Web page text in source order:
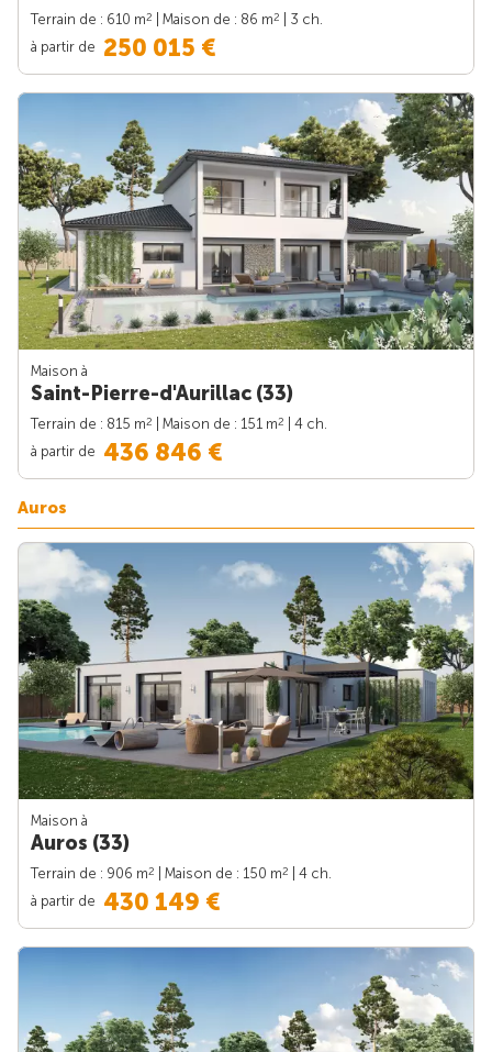
Terrain de : 610 m2 | Maison de : 86 m2
| 3 ch.
à partir de 250 015 €
Maison à
Saint-Pierre-d'Aurillac (33)
Terrain de : 815 m2 | Maison de : 151 m2
| 4 ch.
à partir de 436 846 €
Auros
Maison à
Auros (33)
Terrain de : 906 m2 | Maison de : 150 m2
| 4 ch.
à partir de 430 149 €